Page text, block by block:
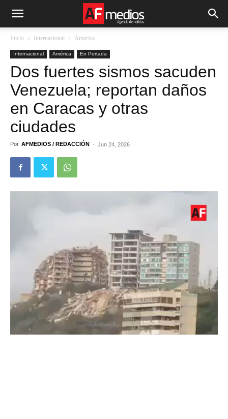
Inicio Internacional América
Internacional América En Portada
Dos fuertes sismos sacuden
Venezuela; reportan daños
en Caracas y otras
ciudades
Por AFMEDIOS / REDACCIÓN - Jun 24, 2026